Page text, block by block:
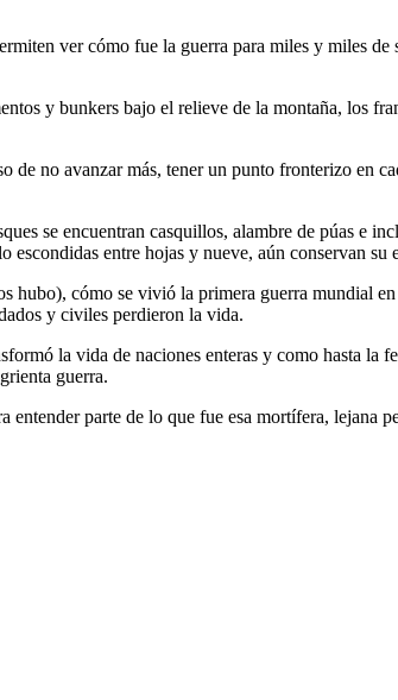
ver cómo fue la guerra para miles y miles
y bunkers bajo el relieve de la montaña, los
de no avanzar más, tener un punto fronterizo en
se encuentran casquillos, alambre de púas e
entre hojas y nueve, aún conservan su
hubo), cómo se vivió la primera guerra mundial
y civiles perdieron la vida.
la vida de naciones enteras y como hasta la
guerra.
parte de lo que fue esa mortífera, lejana